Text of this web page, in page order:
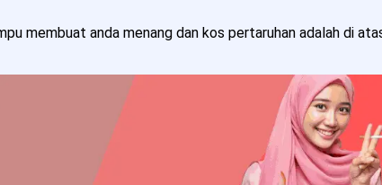
membuat anda menang dan kos pertaruhan adalah di